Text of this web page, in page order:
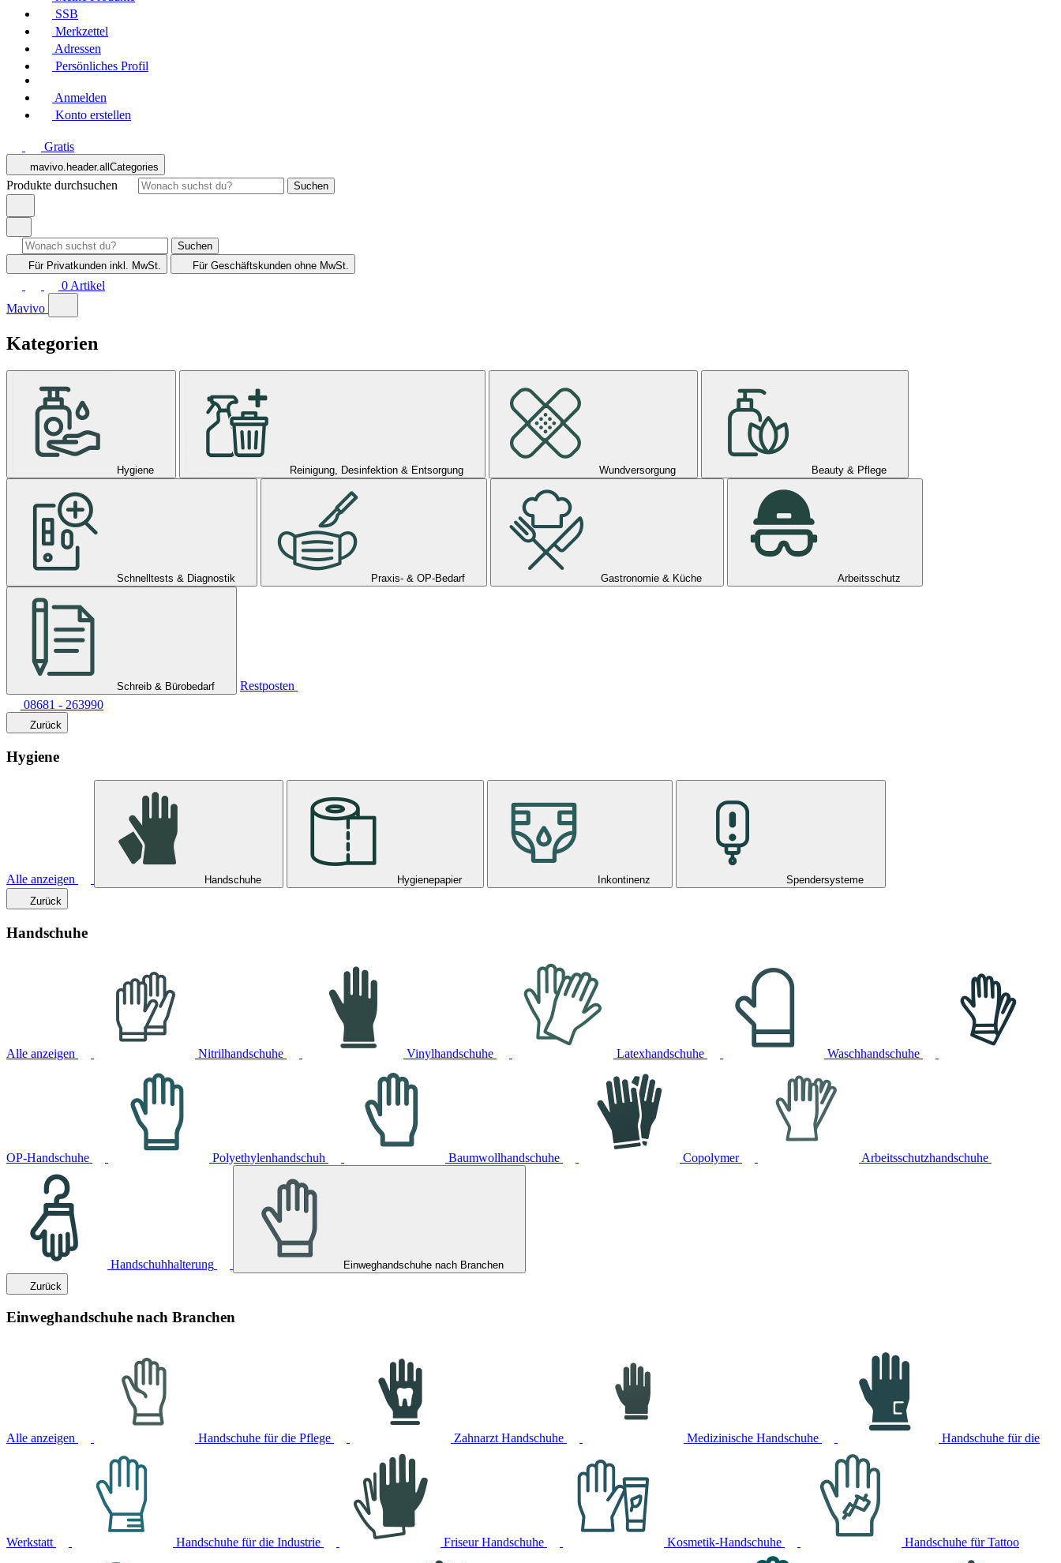
SSB
Merkzettel
Adressen
Persönliches Profil
Anmelden
Konto erstellen
Gratis
mavivo.header.allCategories
Produkte durchsuchen Suchen
Suchen
Für Privatkunden inkl. MwSt. Für Geschäftskunden ohne MwSt.
0 Artikel
Mavivo
Kategorien
Hygiene Reinigung, Desinfektion & Entsorgung Wundversorgung Beauty & Pflege
Schnelltests & Diagnostik Praxis- & OP-Bedarf Gastronomie & Küche Arbeitsschutz
Schreib & Bürobedarf
Restposten
08681 - 263990
Zurück
Hygiene
Alle anzeigen Handschuhe Hygienepapier Inkontinenz
Spendersysteme
Zurück
Handschuhe
Alle anzeigen Nitrilhandschuhe Vinylhandschuhe Latexhandschuhe Waschhandschuhe
OP-Handschuhe Polyethylenhandschuh Baumwollhandschuhe Copolymer Arbeitsschutzhandschuhe
Handschuhhalterung
Einweghandschuhe nach Branchen
Zurück
Einweghandschuhe nach Branchen
Alle anzeigen Handschuhe für die Pflege Zahnarzt Handschuhe Medizinische Handschuhe Handschuhe für die
Werkstatt Handschuhe für die Industrie Friseur Handschuhe Kosmetik-Handschuhe Handschuhe für Tattoo